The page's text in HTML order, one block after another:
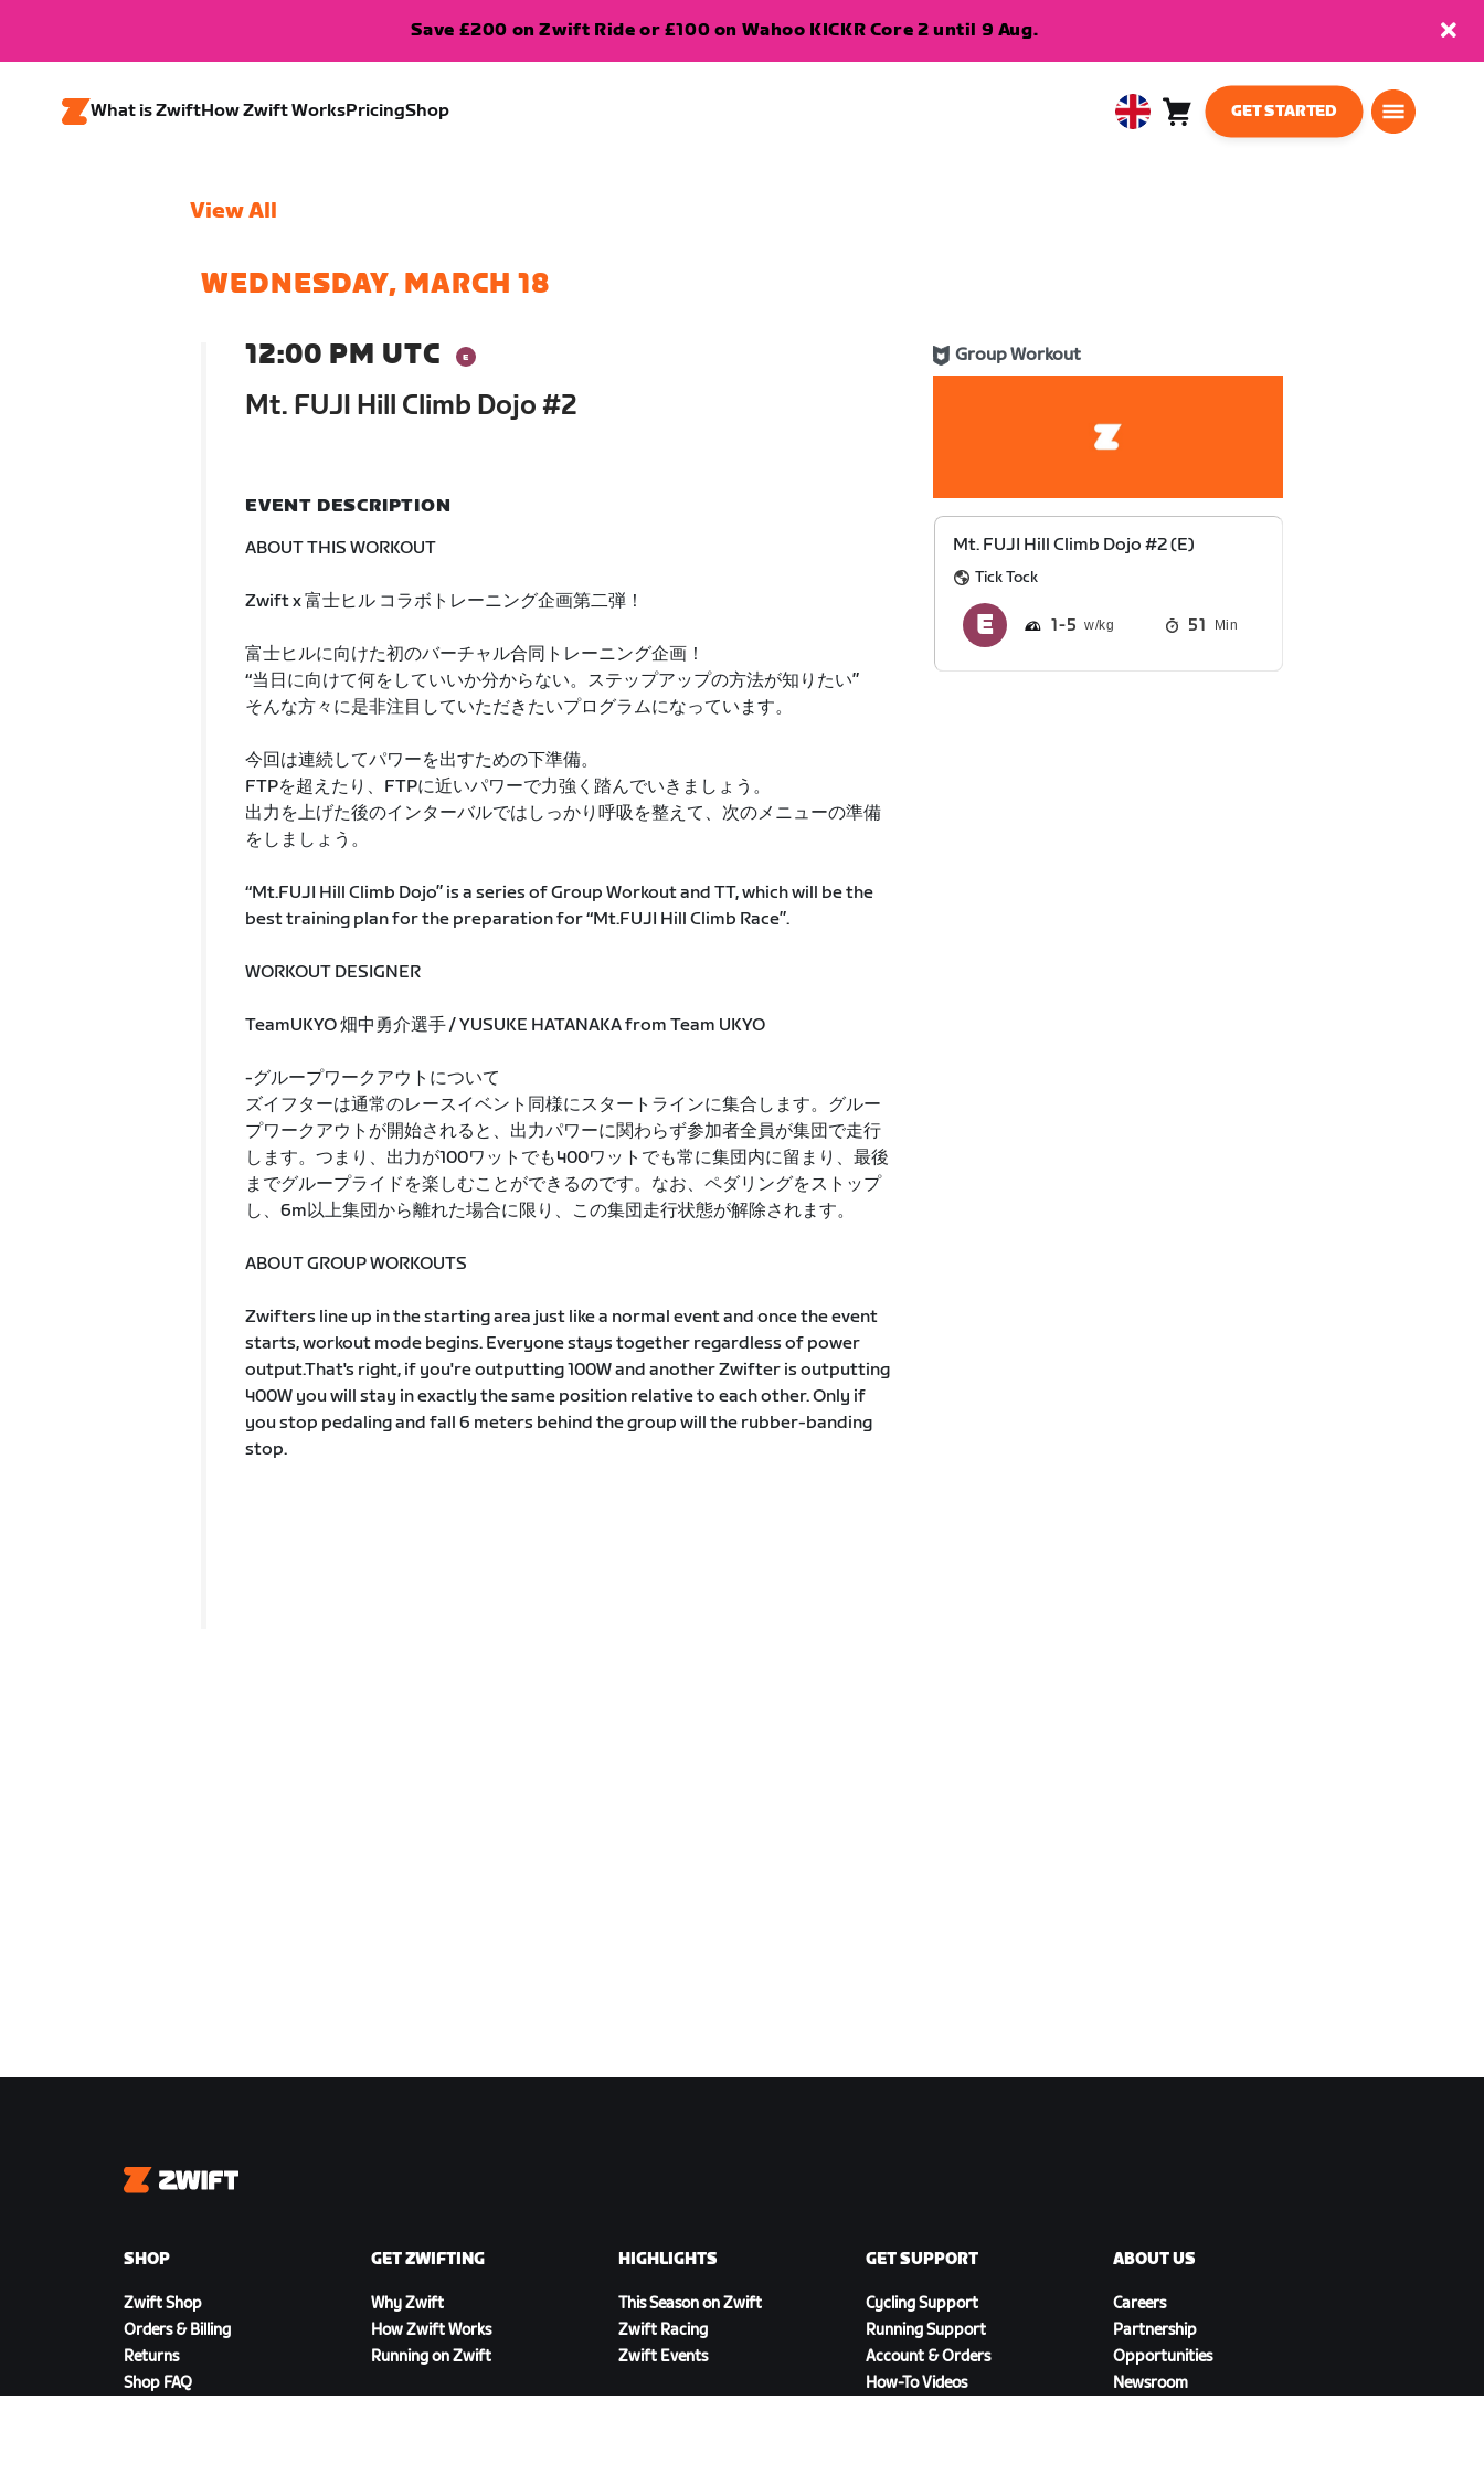
Save £200 on Zwift Ride or £100 on Wahoo KICKR Core 2 until 9 Aug.
What is ZwiftHow Zwift WorksPricingShop
UnitedCart
GET STARTED
View All
WEDNESDAY, MARCH 18
12:00 PM UTC
Mt. FUJI Hill Climb Dojo #2
Group Workout
EVENT DESCRIPTION
ABOUT THIS WORKOUT
Zwift x 富士ヒル コラボトレーニング企画第二弾！
富士ヒルに向けた初のバーチャル合同トレーニング企画！
“当日に向けて何をしていいか分からない。ステップアップの方法が知りたい”
そんな方々に是非注目していただきたいプログラムになっています。
今回は連続してパワーを出すための下準備。
FTPを超えたり、FTPに近いパワーで力強く踏んでいきましょう。
出力を上げた後のインターバルではしっかり呼吸を整えて、次のメニューの準備
をしましょう。
“Mt.FUJI Hill Climb Dojo” is a series of Group Workout and TT, which will be the
best training plan for the preparation for “Mt.FUJI Hill Climb Race”.
WORKOUT DESIGNER
TeamUKYO 畑中勇介選手 / YUSUKE HATANAKA from Team UKYO
-グループワークアウトについて
ズイフターは通常のレースイベント同様にスタートラインに集合します。グルー
プワークアウトが開始されると、出力パワーに関わらず参加者全員が集団で走行
します。つまり、出力が100ワットでも400ワットでも常に集団内に留まり、最後
までグループライドを楽しむことができるのです。なお、ペダリングをストップ
し、6m以上集団から離れた場合に限り、この集団走行状態が解除されます。
ABOUT GROUP WORKOUTS
Zwifters line up in the starting area just like a normal event and once the event
starts, workout mode begins. Everyone stays together regardless of power
output.That's right, if you're outputting 100W and another Zwifter is outputting
400W you will stay in exactly the same position relative to each other. Only if
you stop pedaling and fall 6 meters behind the group will the rubber-banding
stop.
Mt. FUJI Hill Climb Dojo #2 (E)
Tick Tock
1 5 51 Min
Zwift
SHOP
Zwift Shop
Orders & Billing
Returns
Shop FAQ
GET ZWIFTING
Why Zwift
How Zwift Works
Running on Zwift
HIGHLIGHTS
This Season on Zwift
Zwift Racing
Zwift Events
GET SUPPORT
Cycling Support
Running Support
Account & Orders
How-To Videos
ABOUT US
Careers
Partnership
Opportunities
Newsroom